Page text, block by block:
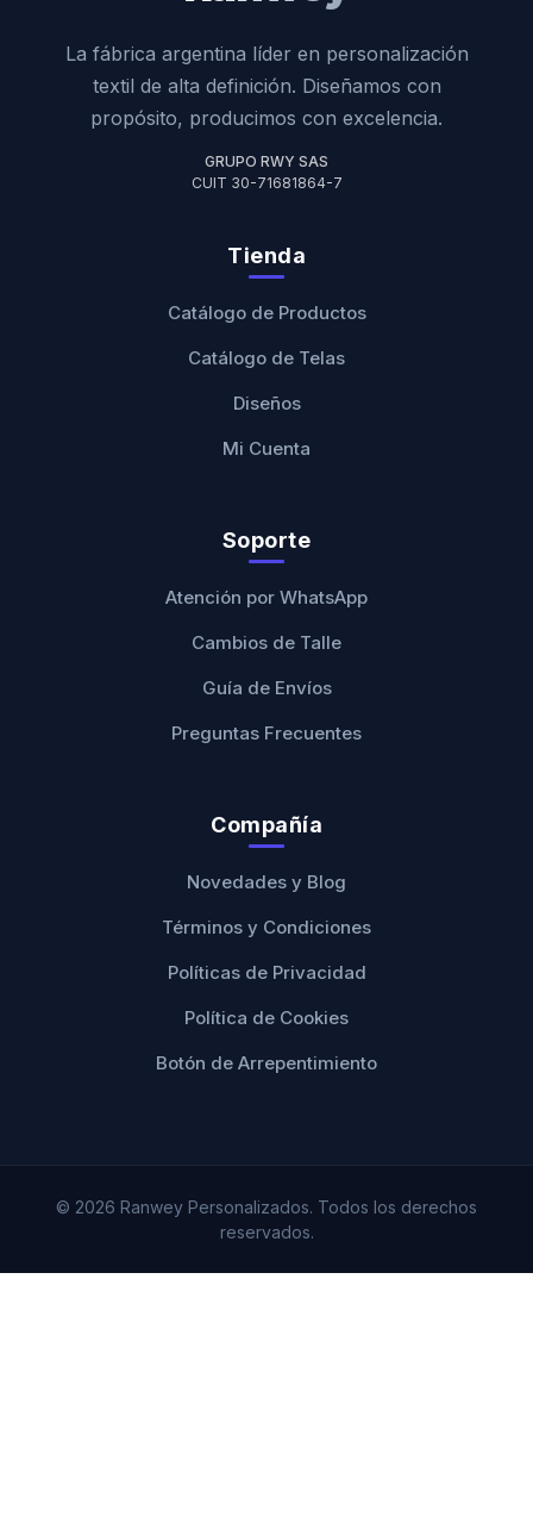
La fábrica argentina líder en personalización
textil de alta definición. Diseñamos con
propósito, producimos con excelencia.
GRUPO RWY SAS
CUIT 30-71681864-7
Tienda
Catálogo de Productos
Catálogo de Telas
Diseños
Mi Cuenta
Soporte
Atención por WhatsApp
Cambios de Talle
Guía de Envíos
Preguntas Frecuentes
Compañía
Novedades y Blog
Términos y Condiciones
Políticas de Privacidad
Política de Cookies
Botón de Arrepentimiento
© 2026 Ranwey Personalizados. Todos los derechos
reservados.